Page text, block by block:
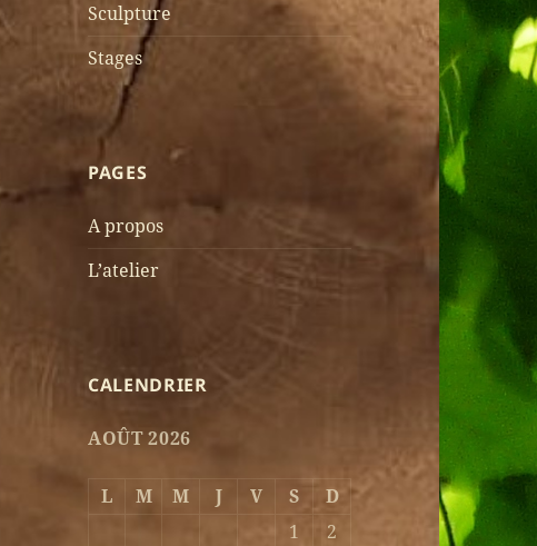
Sculpture
Stages
PAGES
A propos
L’atelier
CALENDRIER
AOÛT 2026
L M M J V S
D
1
2